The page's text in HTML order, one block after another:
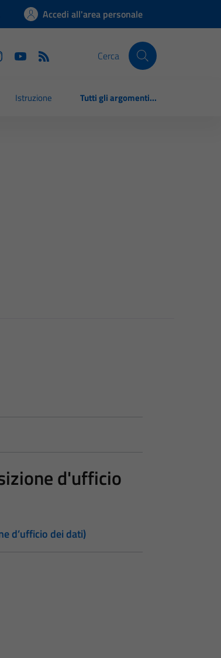
attiva: Accedi all'area personale
Cerca
Istruzione Tutti gli argomenti...
d'ufficio
d’ufficio dei dati)